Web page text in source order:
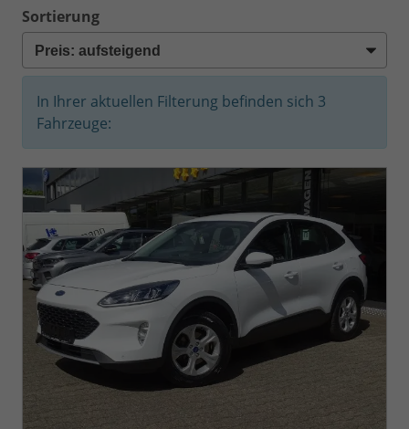
Sortierung
In Ihrer aktuellen Filterung befinden sich 3
Fahrzeuge: